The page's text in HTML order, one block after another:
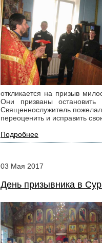
откликается на призыв
Они призваны
Священнослужитель
переоценить и исправить
Подробнее
03 Мая 2017
День призывника в